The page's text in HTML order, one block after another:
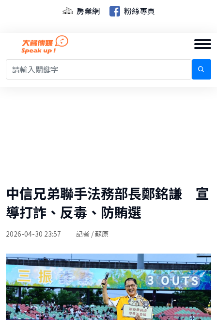
房業網 粉絲專頁
中信兄弟聯手法務部長鄭銘謙 宣
導打詐、反毒、防賄選
2026-04-30 23:57 記者 / 蘇原